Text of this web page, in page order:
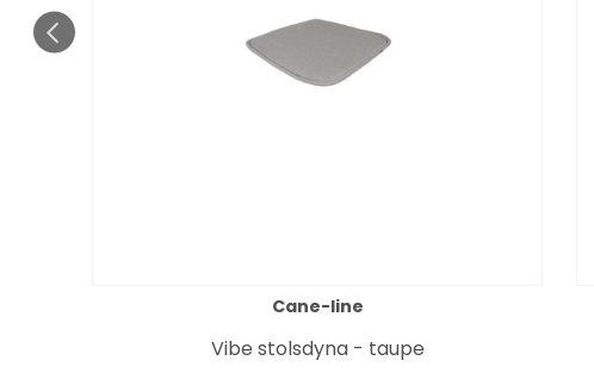
Cane-line
Vibe stolsdyna - taupe